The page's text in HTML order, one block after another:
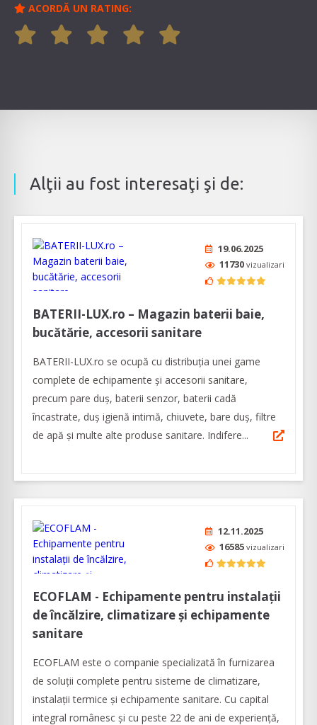
ACORDĂ UN RATING:
Alţii au fost interesaţi şi de:
19.06.2025
11730 vizualizari
BATERII-LUX.ro – Magazin baterii baie,
bucătărie, accesorii sanitare
BATERII-LUX.ro se ocupă cu distribuția unei game
complete de echipamente și accesorii sanitare,
precum pare duș, baterii senzor, baterii cadă
încastrate, duș igienă intimă, chiuvete, bare duș, filtre
de apă și multe alte produse sanitare. Indifere...
12.11.2025
16585 vizualizari
ECOFLAM - Echipamente pentru instalații
de încălzire, climatizare și echipamente
sanitare
ECOFLAM este o companie specializată în furnizarea
de soluții complete pentru sisteme de climatizare,
instalații termice și echipamente sanitare. Cu capital
integral românesc și cu peste 22 de ani de experiență,